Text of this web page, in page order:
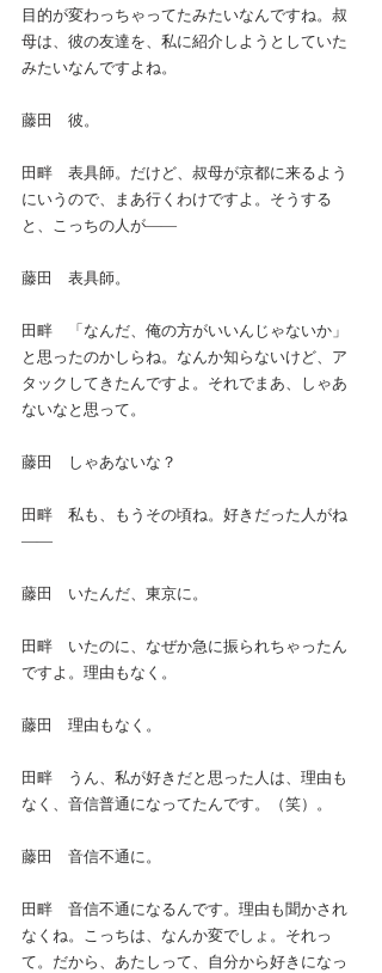
目的が変わっちゃってたみたいなんですね。叔
母は、彼の友達を、私に紹介しようとしていた
みたいなんですよね。
藤田　彼。
田畔　表具師。だけど、叔母が京都に来るよう
にいうので、まあ行くわけですよ。そうする
と、こっちの人が――
藤田　表具師。
田畔　「なんだ、俺の方がいいんじゃないか」
と思ったのかしらね。なんか知らないけど、ア
タックしてきたんですよ。それでまあ、しゃあ
ないなと思って。
藤田　しゃあないな？
田畔　私も、もうその頃ね。好きだった人がね
――
藤田　いたんだ、東京に。
田畔　いたのに、なぜか急に振られちゃったん
ですよ。理由もなく。
藤田　理由もなく。
田畔　うん、私が好きだと思った人は、理由も
なく、音信普通になってたんです。（笑）。
藤田　音信不通に。
田畔　音信不通になるんです。理由も聞かされ
なくね。こっちは、なんか変でしょ。それっ
て。だから、あたしって、自分から好きになっ